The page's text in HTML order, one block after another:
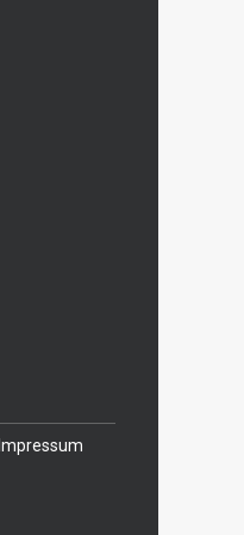
Impressum